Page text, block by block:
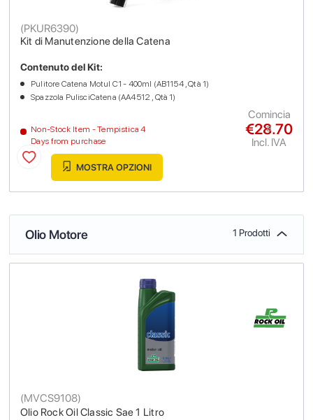
Kit di Manutenzione della Catena
(PKUR6390)
Non-Stock Item - Tempistica 4
Days from purchase
Contenuto del Kit:
Pulitore Catena Motul C1 - 400ml (AB1154 , Qtà 1)
Spazzola PulisciCatena (AA4512 , Qtà 1)
€28.70
Incl. IVA
Comincia
a
MOSTRA OPZIONI
Olio Motore 1 Prodotti
Olio Rock Oil Classic Sae 1 Litro
(MVCS9108)